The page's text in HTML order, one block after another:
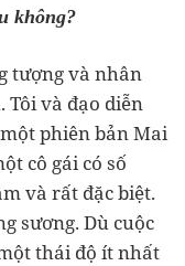
không?
tượng và nhân
và đạo diễn
phiên bản Mai
cô gái có số
và rất đặc biệt.
sương. Dù cuộc
thái độ ít nhất